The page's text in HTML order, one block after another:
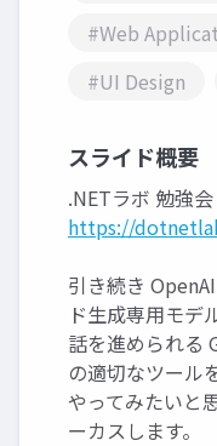
#Web
#UI Design
スライド概要
.NETラボ 勉強
https://
引き続き
ド生成専用モデ
話を進められる
の適切なツール
やってみたいと
ーカスします。